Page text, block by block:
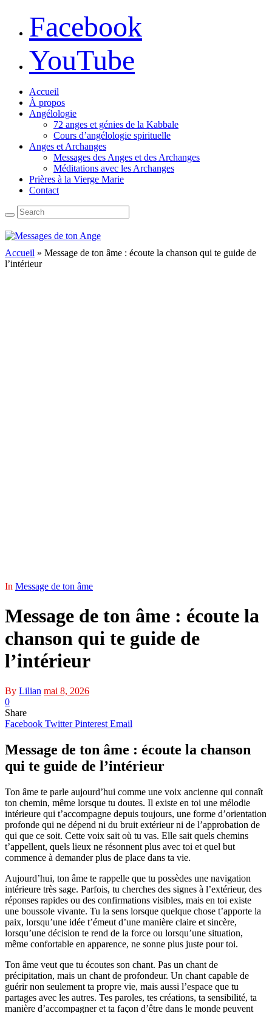
Facebook
YouTube
Accueil
À propos
Angélologie
72 anges et génies de la Kabbale
Cours d’angélologie spirituelle
Anges et Archanges
Messages des Anges et des Archanges
Méditations avec les Archanges
Prières à la Vierge Marie
Contact
Accueil » Message de ton âme : écoute la chanson qui te guide de
l’intérieur
In Message de ton âme
Message de ton âme : écoute la
chanson qui te guide de
l’intérieur
By Lilian mai 8, 2026
0
Share
Facebook Twitter Pinterest Email
Message de ton âme : écoute la chanson
qui te guide de l’intérieur
Ton âme te parle aujourd’hui comme une voix ancienne qui connaît
ton chemin, même lorsque tu doutes. Il existe en toi une mélodie
intérieure qui t’accompagne depuis toujours, une forme d’orientation
profonde qui ne dépend ni du bruit extérieur ni de l’approbation de
qui que ce soit. Cette voix sait où tu vas. Elle sait quels chemins
t’appellent, quels lieux ne résonnent plus avec toi et quel but
commence à demander plus de place dans ta vie.
Aujourd’hui, ton âme te rappelle que tu possèdes une navigation
intérieure très sage. Parfois, tu cherches des signes à l’extérieur, des
réponses rapides ou des confirmations visibles, mais en toi existe
une boussole vivante. Tu la sens lorsque quelque chose t’apporte la
paix, lorsqu’une idée t’émeut d’une manière claire et sincère,
lorsqu’une décision te rend de la force ou lorsqu’une situation,
même confortable en apparence, ne sonne plus juste pour toi.
Ton âme veut que tu écoutes son chant. Pas un chant de
précipitation, mais un chant de profondeur. Un chant capable de
guérir non seulement ta propre vie, mais aussi l’espace que tu
partages avec les autres. Tes paroles, tes créations, ta sensibilité, ta
manière d’accompagner et ta façon d’être dans le monde peuvent